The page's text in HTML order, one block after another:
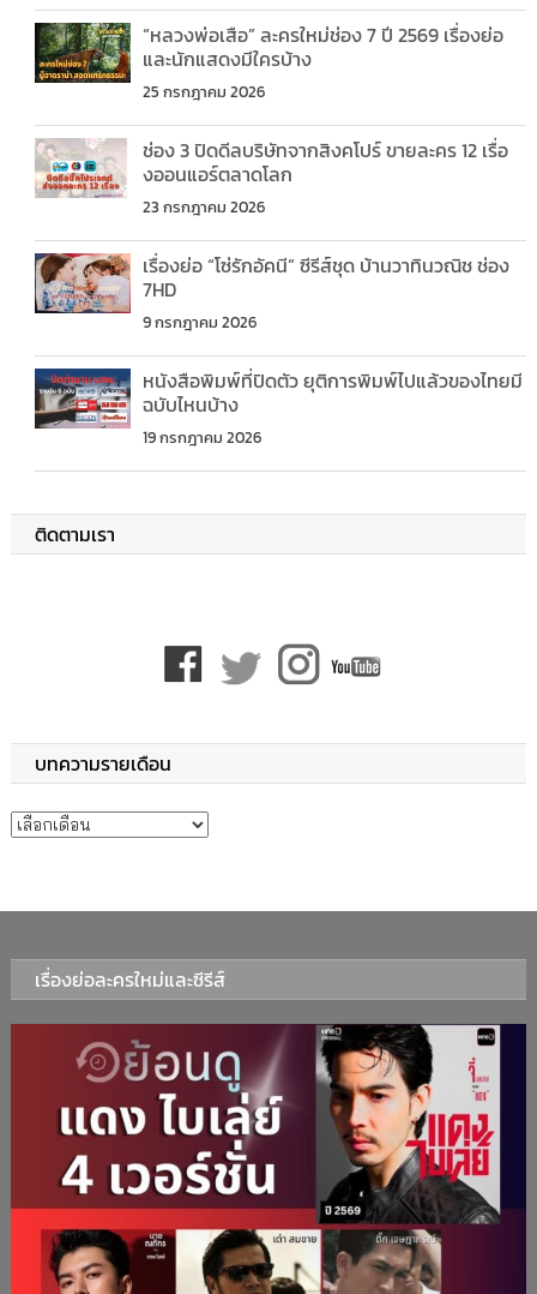
“หลวงพ่อเสือ” ละครใหม่ช่อง 7 ปี 2569 เรื่องย่อ
และนักแสดงมีใครบ้าง
25 กรกฎาคม 2026
ช่อง 3 ปิดดีลบริษัทจากสิงคโปร์ ขายละคร 12 เรื่อ
งออนแอร์ตลาดโลก
23 กรกฎาคม 2026
เรื่องย่อ “โซ่รักอัคนี” ซีรีส์ชุด บ้านวาทินวณิช ช่อง
7HD
9 กรกฎาคม 2026
หนังสือพิมพ์ที่ปิดตัว ยุติการพิมพ์ไปแล้วของไทยมี
ฉบับไหนบ้าง
19 กรกฎาคม 2026
ติดตามเรา
บทความรายเดือน
บทความรายเดือน
เรื่องย่อละครใหม่และซีรีส์